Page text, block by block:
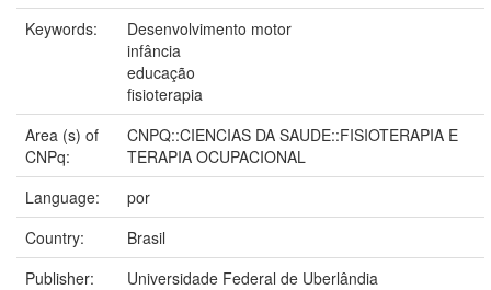
Keywords:
Desenvolvimento motor
infância
educação
fisioterapia
Area (s) of
CNPq:
CNPQ::CIENCIAS DA SAUDE::FISIOTERAPIA E
TERAPIA OCUPACIONAL
Language:
por
Country:
Brasil
Publisher:
Universidade Federal de Uberlândia